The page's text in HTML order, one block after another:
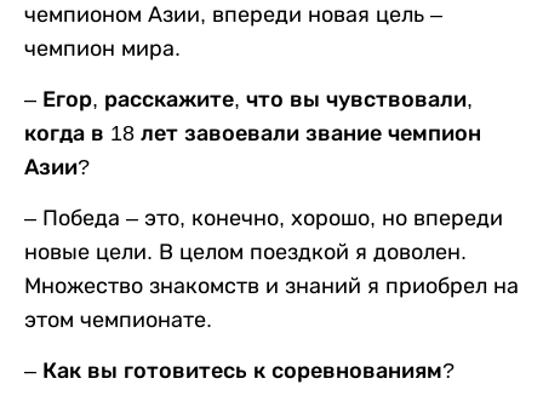
чемпионом Азии, впереди новая цель –
чемпион мира.
– Егор, расскажите, что вы чувствовали,
когда в 18 лет завоевали звание чемпион
Азии?
– Победа – это, конечно, хорошо, но впереди
новые цели. В целом поездкой я доволен.
Множество знакомств и знаний я приобрел на
этом чемпионате.
– Как вы готовитесь к соревнованиям?